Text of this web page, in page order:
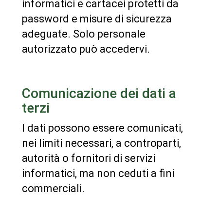
informatici e cartacei protetti da
password e misure di sicurezza
adeguate. Solo personale
autorizzato può accedervi.
Comunicazione dei dati a
terzi
I dati possono essere comunicati,
nei limiti necessari, a controparti,
autorità o fornitori di servizi
informatici, ma non ceduti a fini
commerciali.